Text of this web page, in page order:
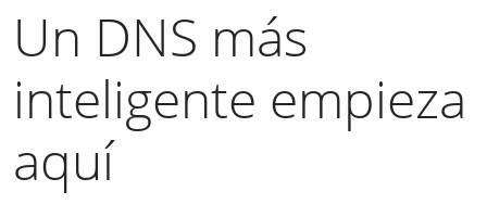
Un DNS más
inteligente empieza
aquí